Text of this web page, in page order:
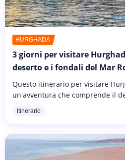
HURGHADA
3 giorni per visitare
deserto e i fondali del Mar
Questo itinerario per visitare
un'avventura che comprende il
Itinerario